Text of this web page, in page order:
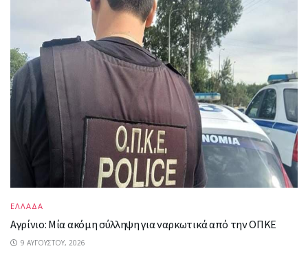
ΕΛΛΑΔΑ
Αγρίνιο: Μία ακόμη σύλληψη για ναρκωτικά από την ΟΠΚΕ
9 ΑΥΓΟΎΣΤΟΥ, 2026